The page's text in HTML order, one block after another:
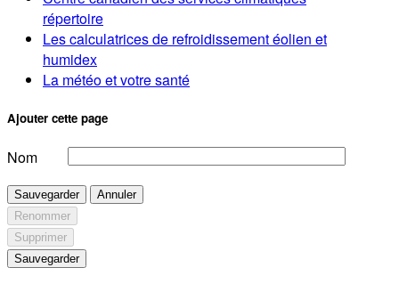
répertoire
Les calculatrices de refroidissement éolien et
humidex
La météo et votre santé
Ajouter cette page
Nom
Sauvegarder
Annuler
Renommer
Supprimer
Sauvegarder